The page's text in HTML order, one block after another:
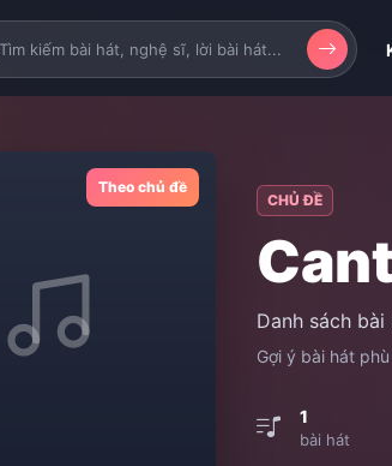
Theo chủ đề
CHỦ ĐỀ
Danh sách
Gợi ý bài hát
1
bài hát